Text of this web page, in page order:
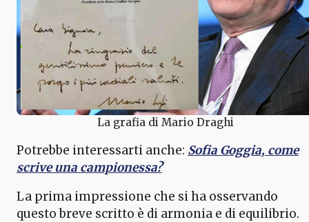
La grafia di Mario Draghi
Potrebbe interessarti anche: Sofia Goggia, come
scrive una campionessa?
La prima impressione che si ha osservando
questo breve scritto è di armonia e di equilibrio.